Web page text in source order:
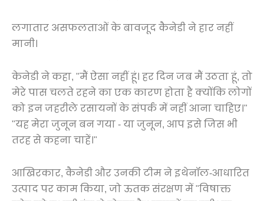
लगातार असफलताओं के बावजूद कैनेडी ने हार नहीं
मानी।
केनेडी ने कहा, "मैं ऐसा नहीं हूं। हर दिन जब मैं उठता हूं, तो
मेरे पास चलते रहने का एक कारण होता है क्योंकि लोगों
को इन जहरीले रसायनों के संपर्क में नहीं आना चाहिए।"
"यह मेरा जुनून बन गया - या जुनून, आप इसे जिस भी
तरह से कहना चाहें।"
आखिरकार, कैनेडी और उनकी टीम ने इथेनॉल-आधारित
उत्पाद पर काम किया, जो ऊतक संरक्षण में "विषाक्त